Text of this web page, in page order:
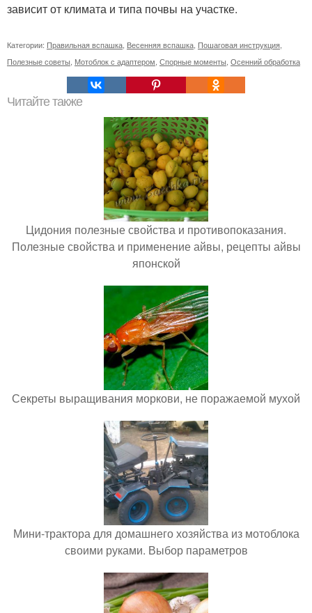
зависит от климата и типа почвы на участке.
Категории: Правильная вспашка Весенняя вспашка Пошаговая инструкция
Полезные советы Мотоблок с адаптером Спорные моменты Осенний обработка
Читайте также
Цидония полезные свойства и противопоказания.
Полезные свойства и применение айвы, рецепты айвы
японской
Секреты выращивания моркови, не поражаемой мухой
Мини-трактора для домашнего хозяйства из мотоблока
своими руками. Выбор параметров